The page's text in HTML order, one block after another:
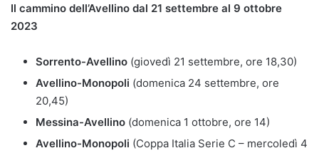
Il cammino dell’Avellino dal 21 settembre al 9 ottobre
2023
Sorrento-Avellino (giovedì 21 settembre, ore 18,30)
Avellino-Monopoli (domenica 24 settembre, ore
20,45)
Messina-Avellino (domenica 1 ottobre, ore 14)
Avellino-Monopoli (Coppa Italia Serie C – mercoledì 4